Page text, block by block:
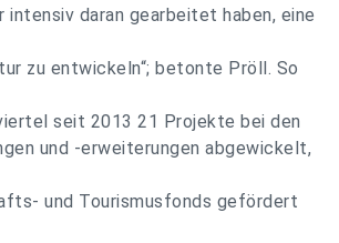
intensiv daran gearbeitet haben, eine
zu entwickeln“; betonte Pröll. So
seit 2013 21 Projekte bei den
und -erweiterungen abgewickelt,
und Tourismusfonds gefördert